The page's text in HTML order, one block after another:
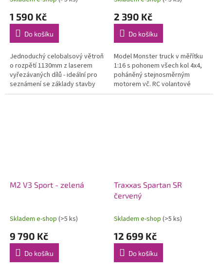
1 590 Kč
Do košíku
Jednoduchý celobalsový větroň
o rozpětí 1130mm z laserem
vyřezávaných dílů - ideální pro
seznámení se základy stavby
modelů letadel. Konstrukce
2 390 Kč
Do košíku
Model Monster truck v měřítku
1:16 s pohonem všech kol 4x4,
poháněný stejnosměrným
motorem vč. RC volantové
soupravy 2,4 GHz a pohonného
M2 V3 Sport - zelená
Skladem e-shop (>5 ks)
9 790 Kč
Do košíku
Traxxas Spartan SR
červený
Skladem e-shop (>5 ks)
12 699 Kč
Do košíku